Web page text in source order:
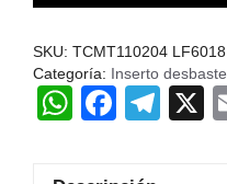
C
SKU: TCMT110204 LF6018
Categoría: Inserto
W
at
F
c
T
X